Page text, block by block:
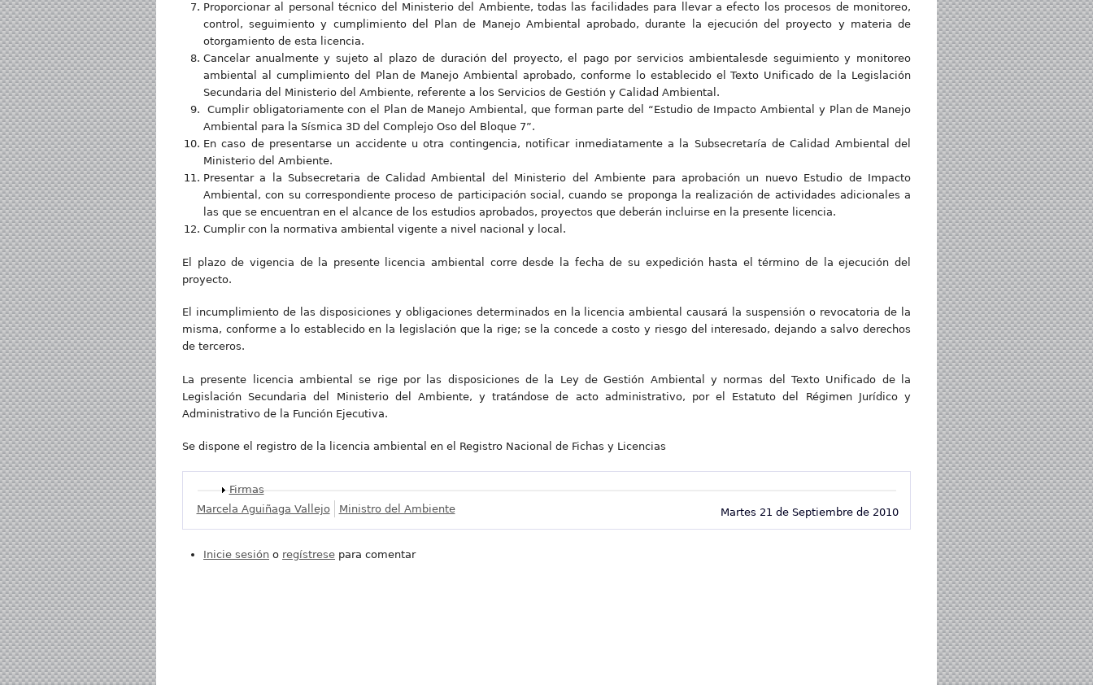
Proporcionar al personal técnico del Ministerio del Ambiente, todas las facilidades para llevar a efecto los procesos de monitoreo,
control, seguimiento y cumplimiento del Plan de Manejo Ambiental aprobado, durante la ejecución del proyecto y materia de
otorgamiento de esta licencia.
Cancelar anualmente y sujeto al plazo de duración del proyecto, el pago por servicios ambientalesde seguimiento y monitoreo
ambiental al cumplimiento del Plan de Manejo Ambiental aprobado, conforme lo establecido el Texto Unificado de la Legislación
Secundaria del Ministerio del Ambiente, referente a los Servicios de Gestión y Calidad Ambiental.
Cumplir obligatoriamente con el Plan de Manejo Ambiental, que forman parte del “Estudio de Impacto Ambiental y Plan de Manejo
Ambiental para la Sísmica 3D del Complejo Oso del Bloque 7”.
En caso de presentarse un accidente u otra contingencia, notificar inmediatamente a la Subsecretaría de Calidad Ambiental del
Ministerio del Ambiente.
Presentar a la Subsecretaria de Calidad Ambiental del Ministerio del Ambiente para aprobación un nuevo Estudio de Impacto
Ambiental, con su correspondiente proceso de participación social, cuando se proponga la realización de actividades adicionales a
las que se encuentran en el alcance de los estudios aprobados, proyectos que deberán incluirse en la presente licencia.
Cumplir con la normativa ambiental vigente a nivel nacional y local.
El plazo de vigencia de la presente licencia ambiental corre desde la fecha de su expedición hasta el término de la ejecución del
proyecto.
El incumplimiento de las disposiciones y obligaciones determinados en la licencia ambiental causará la suspensión o revocatoria de la
misma, conforme a lo establecido en la legislación que la rige; se la concede a costo y riesgo del interesado, dejando a salvo derechos
de terceros.
La presente licencia ambiental se rige por las disposiciones de la Ley de Gestión Ambiental y normas del Texto Unificado de la
Legislación Secundaria del Ministerio del Ambiente, y tratándose de acto administrativo, por el Estatuto del Régimen Jurídico y
Administrativo de la Función Ejecutiva.
Se dispone el registro de la licencia ambiental en el Registro Nacional de Fichas y Licencias
Mostrar
Firmas
Martes 21 de Septiembre de 2010
Marcela Aguiñaga Vallejo Ministro del Ambiente
Inicie sesión o regístrese para comentar